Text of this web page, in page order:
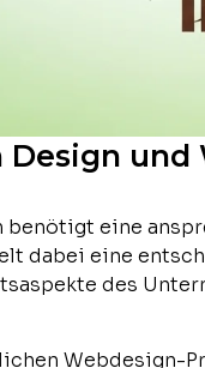
Design
benötigt eine
dabei eine
des
Webdesign-